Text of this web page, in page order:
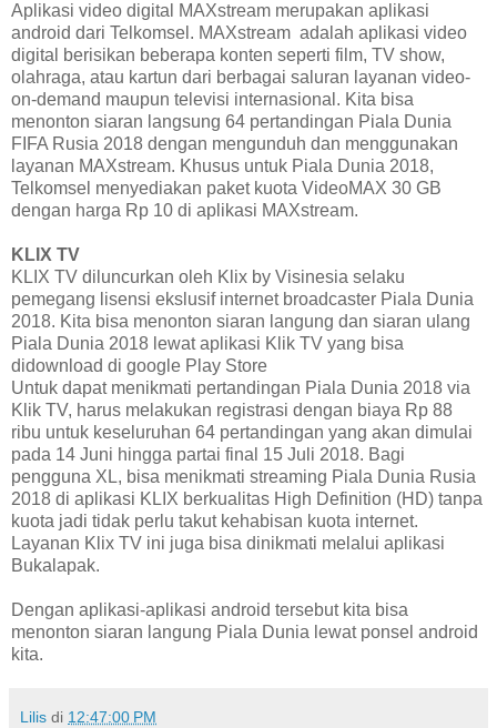
Aplikasi video digital MAXstream merupakan aplikasi
android dari Telkomsel. MAXstream adalah aplikasi video
digital berisikan beberapa konten seperti film, TV show,
olahraga, atau kartun dari berbagai saluran layanan video-
on-demand maupun televisi internasional. Kita bisa
menonton siaran langsung 64 pertandingan Piala Dunia
FIFA Rusia 2018 dengan mengunduh dan menggunakan
layanan MAXstream. Khusus untuk Piala Dunia 2018,
Telkomsel menyediakan paket kuota VideoMAX 30 GB
dengan harga Rp 10 di aplikasi MAXstream.
KLIX TV
KLIX TV diluncurkan oleh Klix by Visinesia selaku
pemegang lisensi ekslusif internet broadcaster Piala Dunia
2018. Kita bisa menonton siaran langung dan siaran ulang
Piala Dunia 2018 lewat aplikasi Klik TV yang bisa
didownload di google Play Store
Untuk dapat menikmati pertandingan Piala Dunia 2018 via
Klik TV, harus melakukan registrasi dengan biaya Rp 88
ribu untuk keseluruhan 64 pertandingan yang akan dimulai
pada 14 Juni hingga partai final 15 Juli 2018. Bagi
pengguna XL, bisa menikmati streaming Piala Dunia Rusia
2018 di aplikasi KLIX berkualitas High Definition (HD) tanpa
kuota jadi tidak perlu takut kehabisan kuota internet.
Layanan Klix TV ini juga bisa dinikmati melalui aplikasi
Bukalapak.
Dengan aplikasi-aplikasi android tersebut kita bisa
menonton siaran langung Piala Dunia lewat ponsel android
kita.
Lilis di 12:47:00 PM